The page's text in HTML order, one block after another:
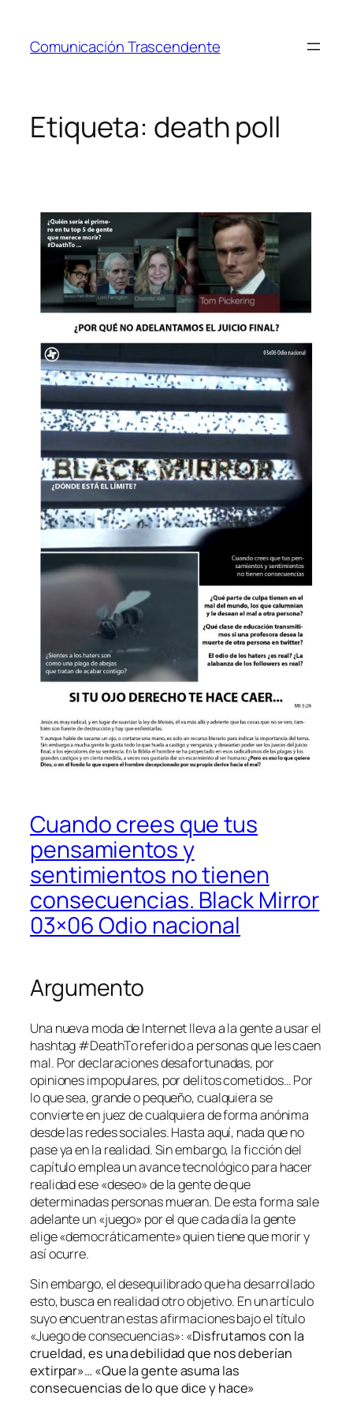
contenido
Comunicación Trascendente
Etiqueta: death poll
Cuando crees que tus
pensamientos y
sentimientos no tienen
consecuencias. Black Mirror
03×06 Odio nacional
Argumento
Una nueva moda de Internet lleva a la gente a usar el
hashtag #DeathTo referido a personas que les caen
mal. Por declaraciones desafortunadas, por
opiniones impopulares, por delitos cometidos… Por
lo que sea, grande o pequeño, cualquiera se
convierte en juez de cualquiera de forma anónima
desde las redes sociales. Hasta aquí, nada que no
pase ya en la realidad. Sin embargo, la ficción del
capítulo emplea un avance tecnológico para hacer
realidad ese «deseo» de la gente de que
determinadas personas mueran. De esta forma sale
adelante un «juego» por el que cada día la gente
elige «democráticamente» quien tiene que morir y
así ocurre.
Sin embargo, el desequilibrado que ha desarrollado
esto, busca en realidad otro objetivo. En un artículo
suyo encuentran estas afirmaciones bajo el título
«Juego de consecuencias»: «Disfrutamos con la
crueldad, es una debilidad que nos deberían
extirpar»… «Que la gente asuma las
consecuencias de lo que dice y hace»